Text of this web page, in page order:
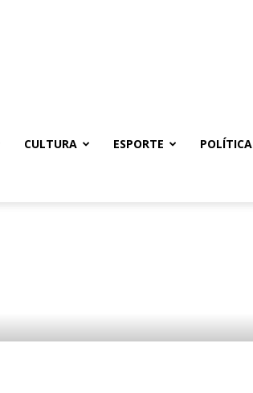
CULTURA ESPORTE POLÍTICA